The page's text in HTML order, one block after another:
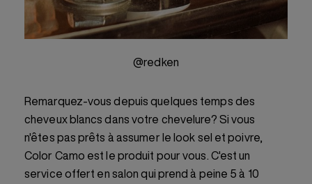
@redken
Remarquez-vous depuis quelques temps des
cheveux blancs dans votre chevelure? Si vous
n'êtes pas prêts à assumer le look sel et poivre,
Color Camo est le produit pour vous. C'est un
service offert en salon qui prend à peine 5 à 10